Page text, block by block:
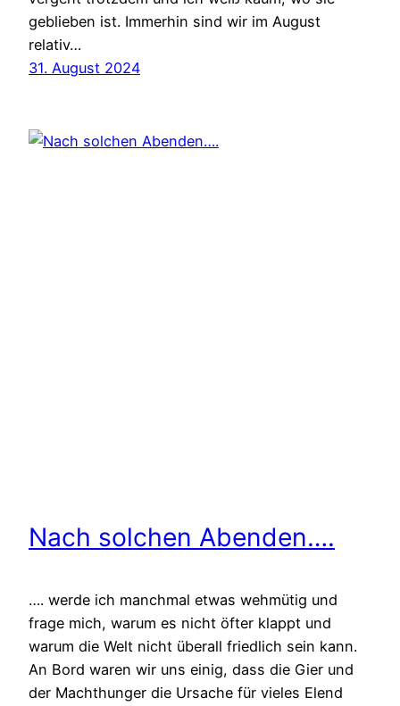
geblieben ist. Immerhin sind wir im August
relativ…
31. August 2024
Nach solchen Abenden….
…. werde ich manchmal etwas wehmütig und
frage mich, warum es nicht öfter klappt und
warum die Welt nicht überall friedlich sein kann.
An Bord waren wir uns einig, dass die Gier und
der Machthunger die Ursache für vieles Elend